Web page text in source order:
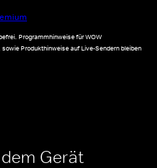
Programmhinweise für WOW
Produkthinweise auf Live-Sendern bleiben
Gerät